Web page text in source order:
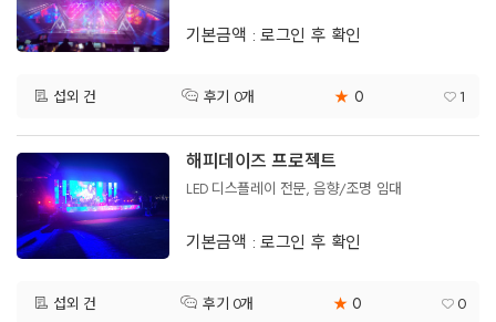
기본금액 : 로그인 후 확인
섭외 건 후기 0개 ★ 0 1
해피데이즈 프로젝트
LED 디스플레이 전문, 음향/조명 임대
기본금액 : 로그인 후 확인
섭외 건 후기 0개 ★ 0 0